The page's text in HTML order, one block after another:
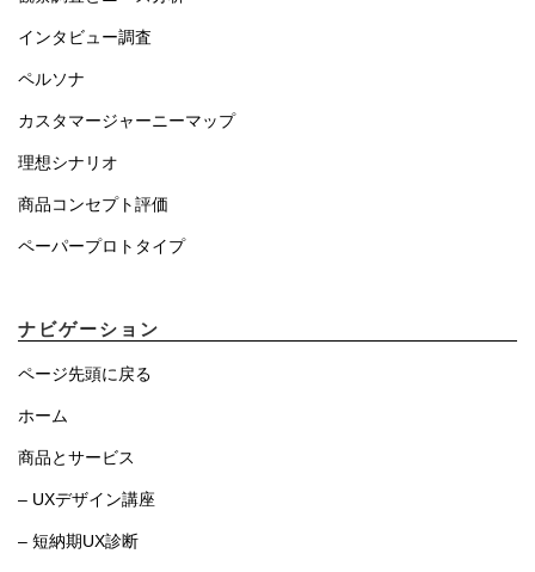
インタビュー調査
ペルソナ
カスタマージャーニーマップ
理想シナリオ
商品コンセプト評価
ペーパープロトタイプ
ナビゲーション
ページ先頭に戻る
ホーム
商品とサービス
– UXデザイン講座
– 短納期UX診断